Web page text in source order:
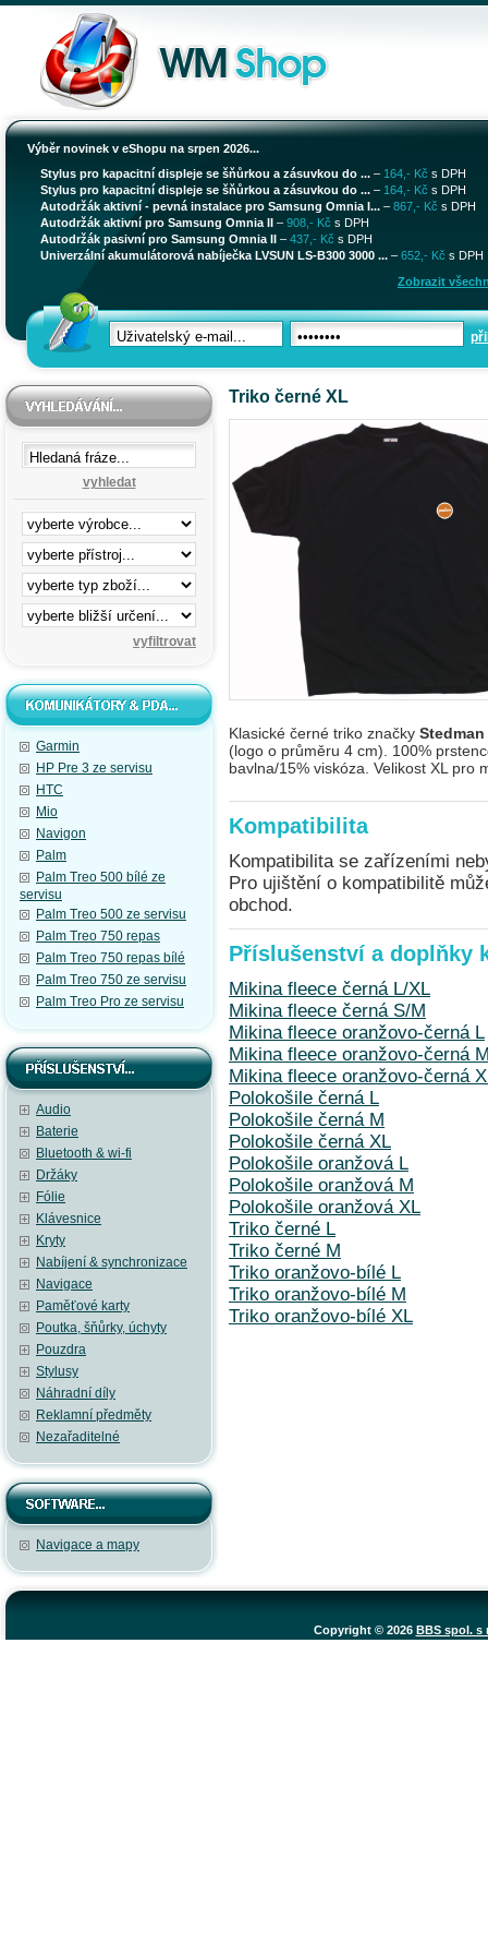
Výběr novinek v eShopu na srpen 2026...
Stylus pro kapacitní displeje se šňůrkou a zásuvkou do ... – 164,- Kč s DPH
Stylus pro kapacitní displeje se šňůrkou a zásuvkou do ... – 164,- Kč s DPH
Autodržák aktivní - pevná instalace pro Samsung Omnia I... – 867,- Kč s DPH
Autodržák aktivní pro Samsung Omnia II – 908,- Kč s DPH
Autodržák pasivní pro Samsung Omnia II – 437,- Kč s DPH
Univerzální akumulátorová nabíječka LVSUN LS-B300 3000 ... – 652,- Kč s DPH
Zobrazit
vyhledat
Garmin
HP Pre 3 ze servisu
HTC
Mio
Navigon
Palm
Palm Treo 500 bílé ze
servisu
Palm Treo 500 ze servisu
Palm Treo 750 repas
Palm Treo 750 repas bílé
Palm Treo 750 ze servisu
Palm Treo Pro ze servisu
Audio
Baterie
Bluetooth & wi-fi
Držáky
Fólie
Klávesnice
Kryty
Nabíjení & synchronizace
Navigace
Paměťové karty
Poutka, šňůrky, úchyty
Pouzdra
Stylusy
Náhradní díly
Reklamní předměty
Nezařaditelné
Navigace a mapy
Triko černé XL
Klasické černé triko značky Stedman
(logo o průměru 4 cm). 100%
bavlna/15% viskóza. Velikost XL pro
Kompatibilita
Kompatibilita se zařízeními
Pro ujištění o kompatibilitě
obchod.
Příslušenství a doplňky
Mikina fleece černá L/XL
Mikina fleece černá S/M
Mikina fleece oranžovo-černá L
Mikina fleece oranžovo-černá
Mikina fleece oranžovo-černá
Polokošile černá L
Polokošile černá M
Polokošile černá XL
Polokošile oranžová L
Polokošile oranžová M
Polokošile oranžová XL
Triko černé L
Triko černé M
Triko oranžovo-bílé L
Triko oranžovo-bílé M
Triko oranžovo-bílé XL
Copyright © 2026 BBS spol. s